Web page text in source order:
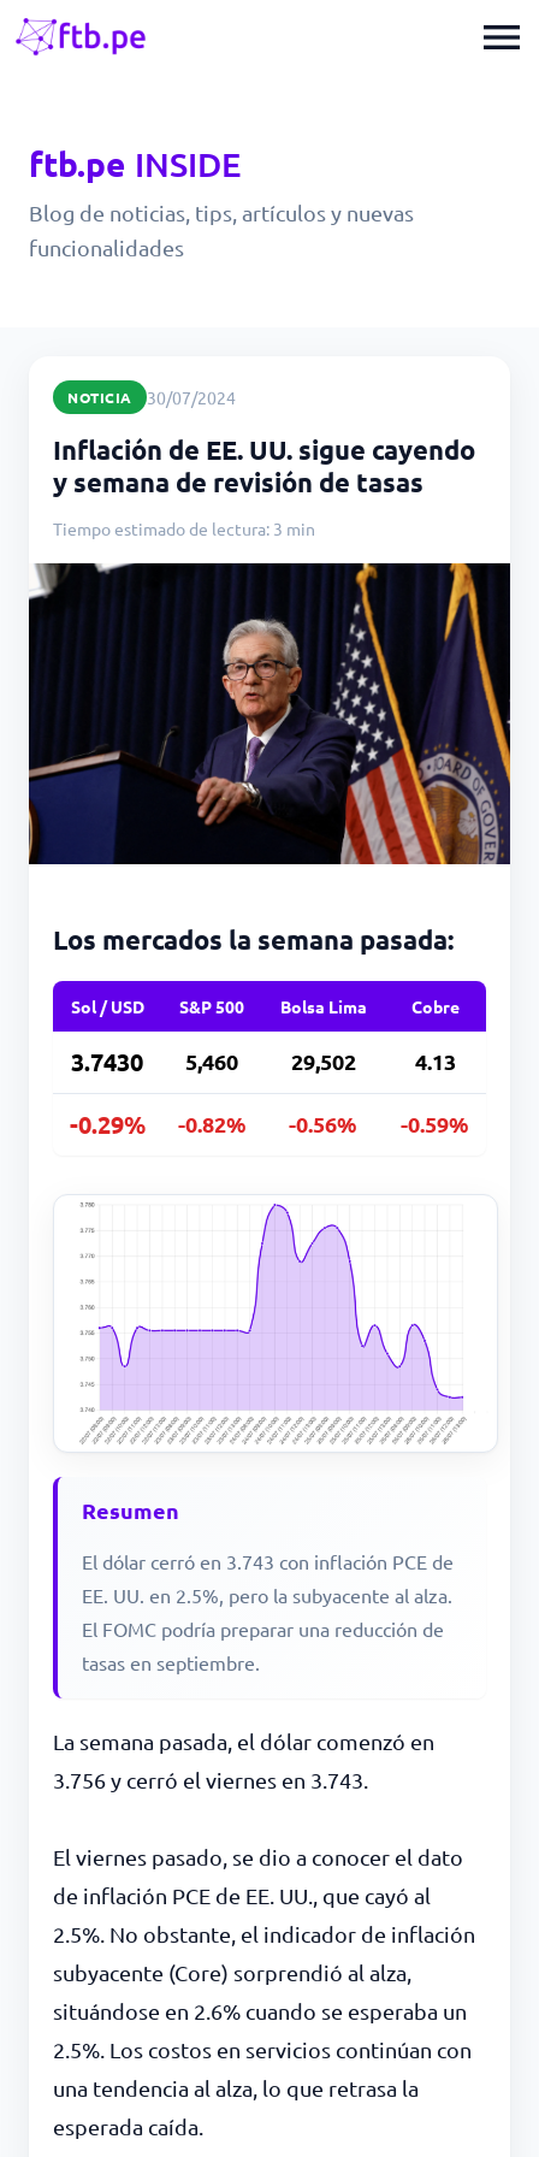
menu
ftb.pe INSIDE
Blog de noticias, tips, artículos y nuevas
funcionalidades
NOTICIA 30/07/2024
Inflación de EE. UU. sigue cayendo
y semana de revisión de tasas
Tiempo estimado de lectura: 3 min
Los mercados la semana pasada:
Sol / USD S&P 500 Bolsa Lima Cobre
3.7430 5,460 29,502 4.13
-0.29% -0.82% -0.56% -0.59%
Resumen
El dólar cerró en 3.743 con inflación PCE de
EE. UU. en 2.5%, pero la subyacente al alza.
El FOMC podría preparar una reducción de
tasas en septiembre.
La semana pasada, el dólar comenzó en
3.756 y cerró el viernes en 3.743.
El viernes pasado, se dio a conocer el dato
de inflación PCE de EE. UU., que cayó al
2.5%. No obstante, el indicador de inflación
subyacente (Core) sorprendió al alza,
situándose en 2.6% cuando se esperaba un
2.5%. Los costos en servicios continúan con
una tendencia al alza, lo que retrasa la
esperada caída.